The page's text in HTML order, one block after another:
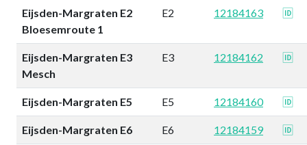
Eijsden-Margraten E2
Bloesemroute 1
E2 12184163 🆔
Eijsden-Margraten E3
Mesch
E3 12184162 🆔
Eijsden-Margraten E5 E5 12184160 🆔
Eijsden-Margraten E6 E6 12184159 🆔